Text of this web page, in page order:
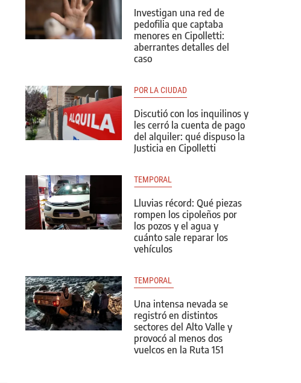
Investigan una red de
pedofilia que captaba
menores en Cipolletti:
aberrantes detalles del
caso
POR LA CIUDAD
Discutió con los inquilinos y
les cerró la cuenta de pago
del alquiler: qué dispuso la
Justicia en Cipolletti
TEMPORAL
Lluvias récord: Qué piezas
rompen los cipoleños por
los pozos y el agua y
cuánto sale reparar los
vehículos
TEMPORAL
Una intensa nevada se
registró en distintos
sectores del Alto Valle y
provocó al menos dos
vuelcos en la Ruta 151